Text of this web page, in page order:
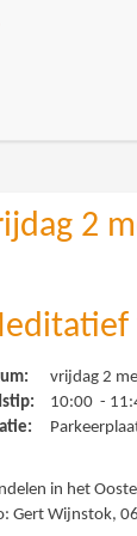
2
vrijdag 2
10:00 -
in het
Gert Wijnstok,